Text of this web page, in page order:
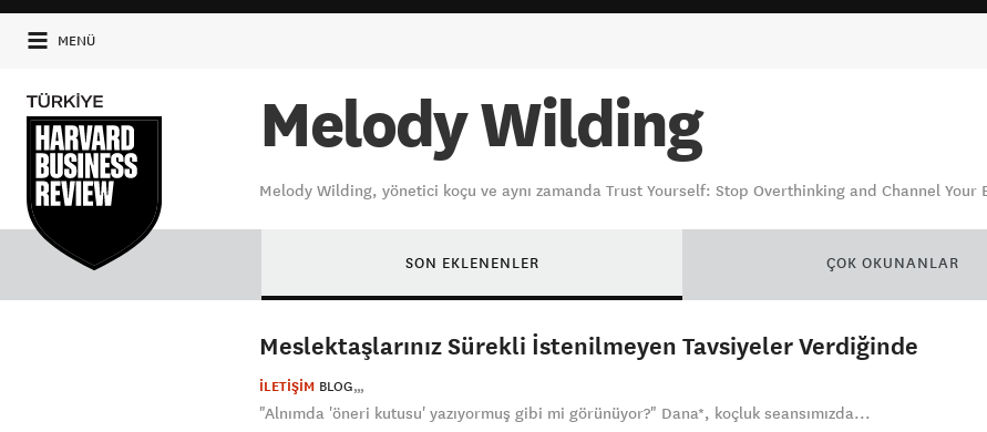
MENÜ
Melody Wilding
Melody Wilding, yönetici koçu ve aynı zamanda Trust Yourself: Stop Overthinking and Channel Your
SON EKLENENLER ÇOK OKUNANLAR
Meslektaşlarınız Sürekli İstenilmeyen Tavsiyeler Verdiğinde
İLETİŞİM BLOG
"Alnımda 'öneri kutusu' yazıyormuş gibi mi görünüyor?" Dana*, koçluk seansımızda...